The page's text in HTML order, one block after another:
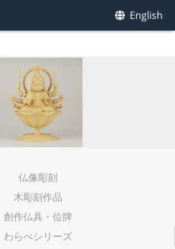
English
仏像彫刻
木彫刻作品
創作仏具・位牌
わらべシリーズ